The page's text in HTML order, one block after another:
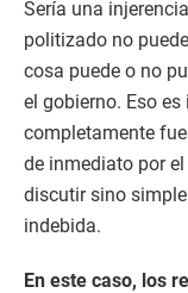
Sería una
politizado no
cosa puede o no
el gobierno. Eso
completamente
de inmediato por
discutir sino
indebida.
En este caso, los